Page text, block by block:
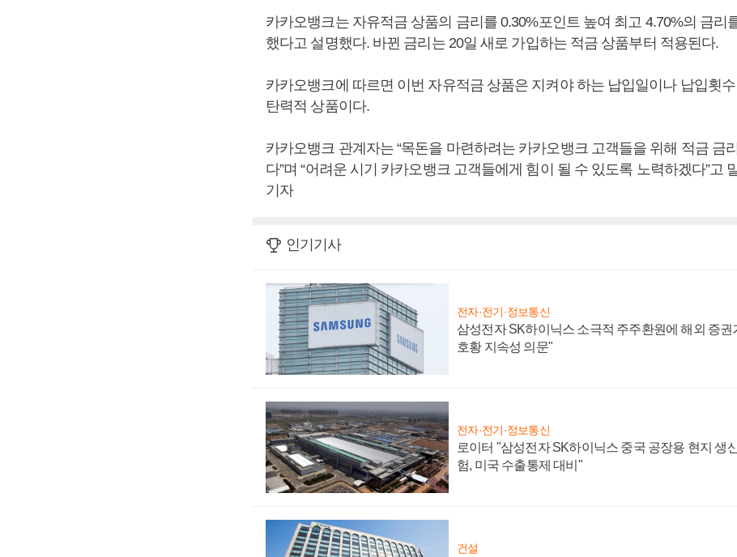
카카오뱅크는 자유적금 상품의 금리를 0.30%포인트 높여 최고 4.70%의 금리
했다고 설명했다. 바뀐 금리는 20일 새로 가입하는 적금 상품부터 적용된다.
카카오뱅크에 따르면 이번 자유적금 상품은 지켜야 하는 납입일이나 납입횟
탄력적 상품이다.
카카오뱅크 관계자는 “목돈을 마련하려는 카카오뱅크 고객들을 위해 적금 금
다”며 “어려운 시기 카카오뱅크 고객들에게 힘이 될 수 있도록 노력하겠다”고
기자
인기기사
전자·전기·정보통신
삼성전자 SK하이닉스 소극적 주주환원에 해외 증권
호황 지속성 의문"
전자·전기·정보통신
로이터 "삼성전자 SK하이닉스 중국 공장용 현지 생
험, 미국 수출통제 대비"
건설